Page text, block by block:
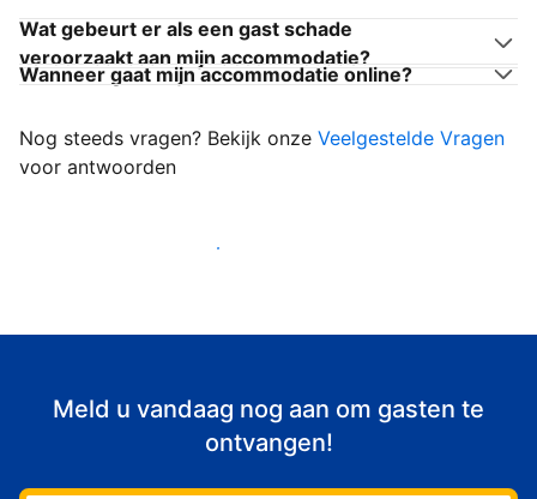
Wat gebeurt er als een gast schade
veroorzaakt aan mijn accommodatie?
Wanneer gaat mijn accommodatie online?
Nog steeds vragen? Bekijk onze Veelgestelde Vragen
voor antwoorden
Begin met het verwelkomen van gasten
Meld u vandaag nog aan om gasten te
ontvangen!